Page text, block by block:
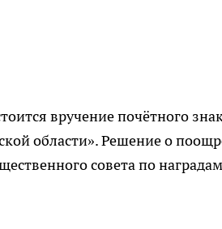
вручение почётного
области». Решение о
совета по